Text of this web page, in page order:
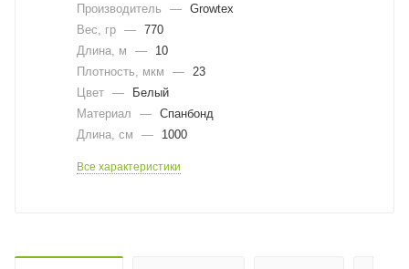
Производитель
— Growtex
Вес, гр — 770
Длина, м
—
10
Плотность, мкм
—
23
Цвет —
Белый
Материал
— Спанбонд
Длина, cм
— 1000
Все характеристики